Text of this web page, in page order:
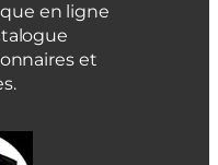
en ligne
et